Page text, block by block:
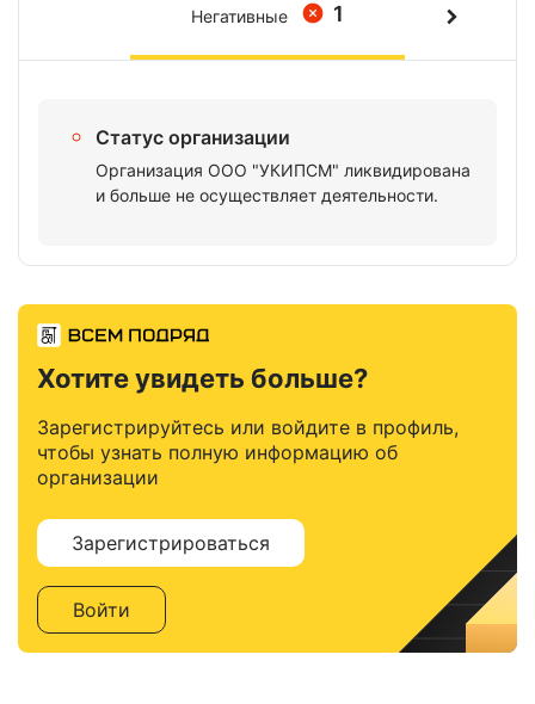
1
Негативные
Статус организации
Организация ООО "УКИПСМ" ликвидирована
и больше не осуществляет деятельности.
Хотите увидеть больше?
Зарегистрируйтесь или войдите в профиль,
чтобы узнать полную информацию об
организации
Зарегистрироваться
Войти